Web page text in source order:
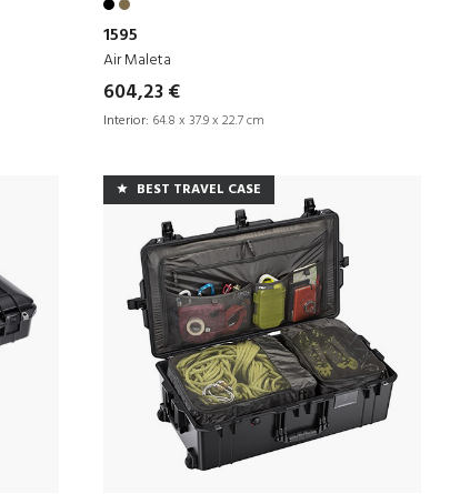
1595
Air Maleta
604,23 €
Interior: 64.8 x 37.9 x 22.7 cm
BEST TRAVEL CASE